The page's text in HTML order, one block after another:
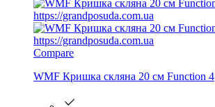
Compare
WMF Кришка скляна 20 см Function 4